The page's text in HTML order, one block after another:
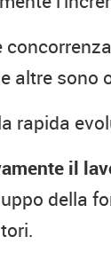
altre
rapida
il
della